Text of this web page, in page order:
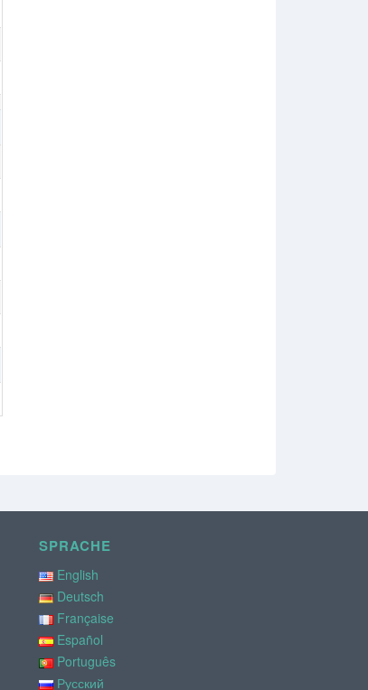
SPRACHE
English
Deutsch
Française
Español
Português
Русский